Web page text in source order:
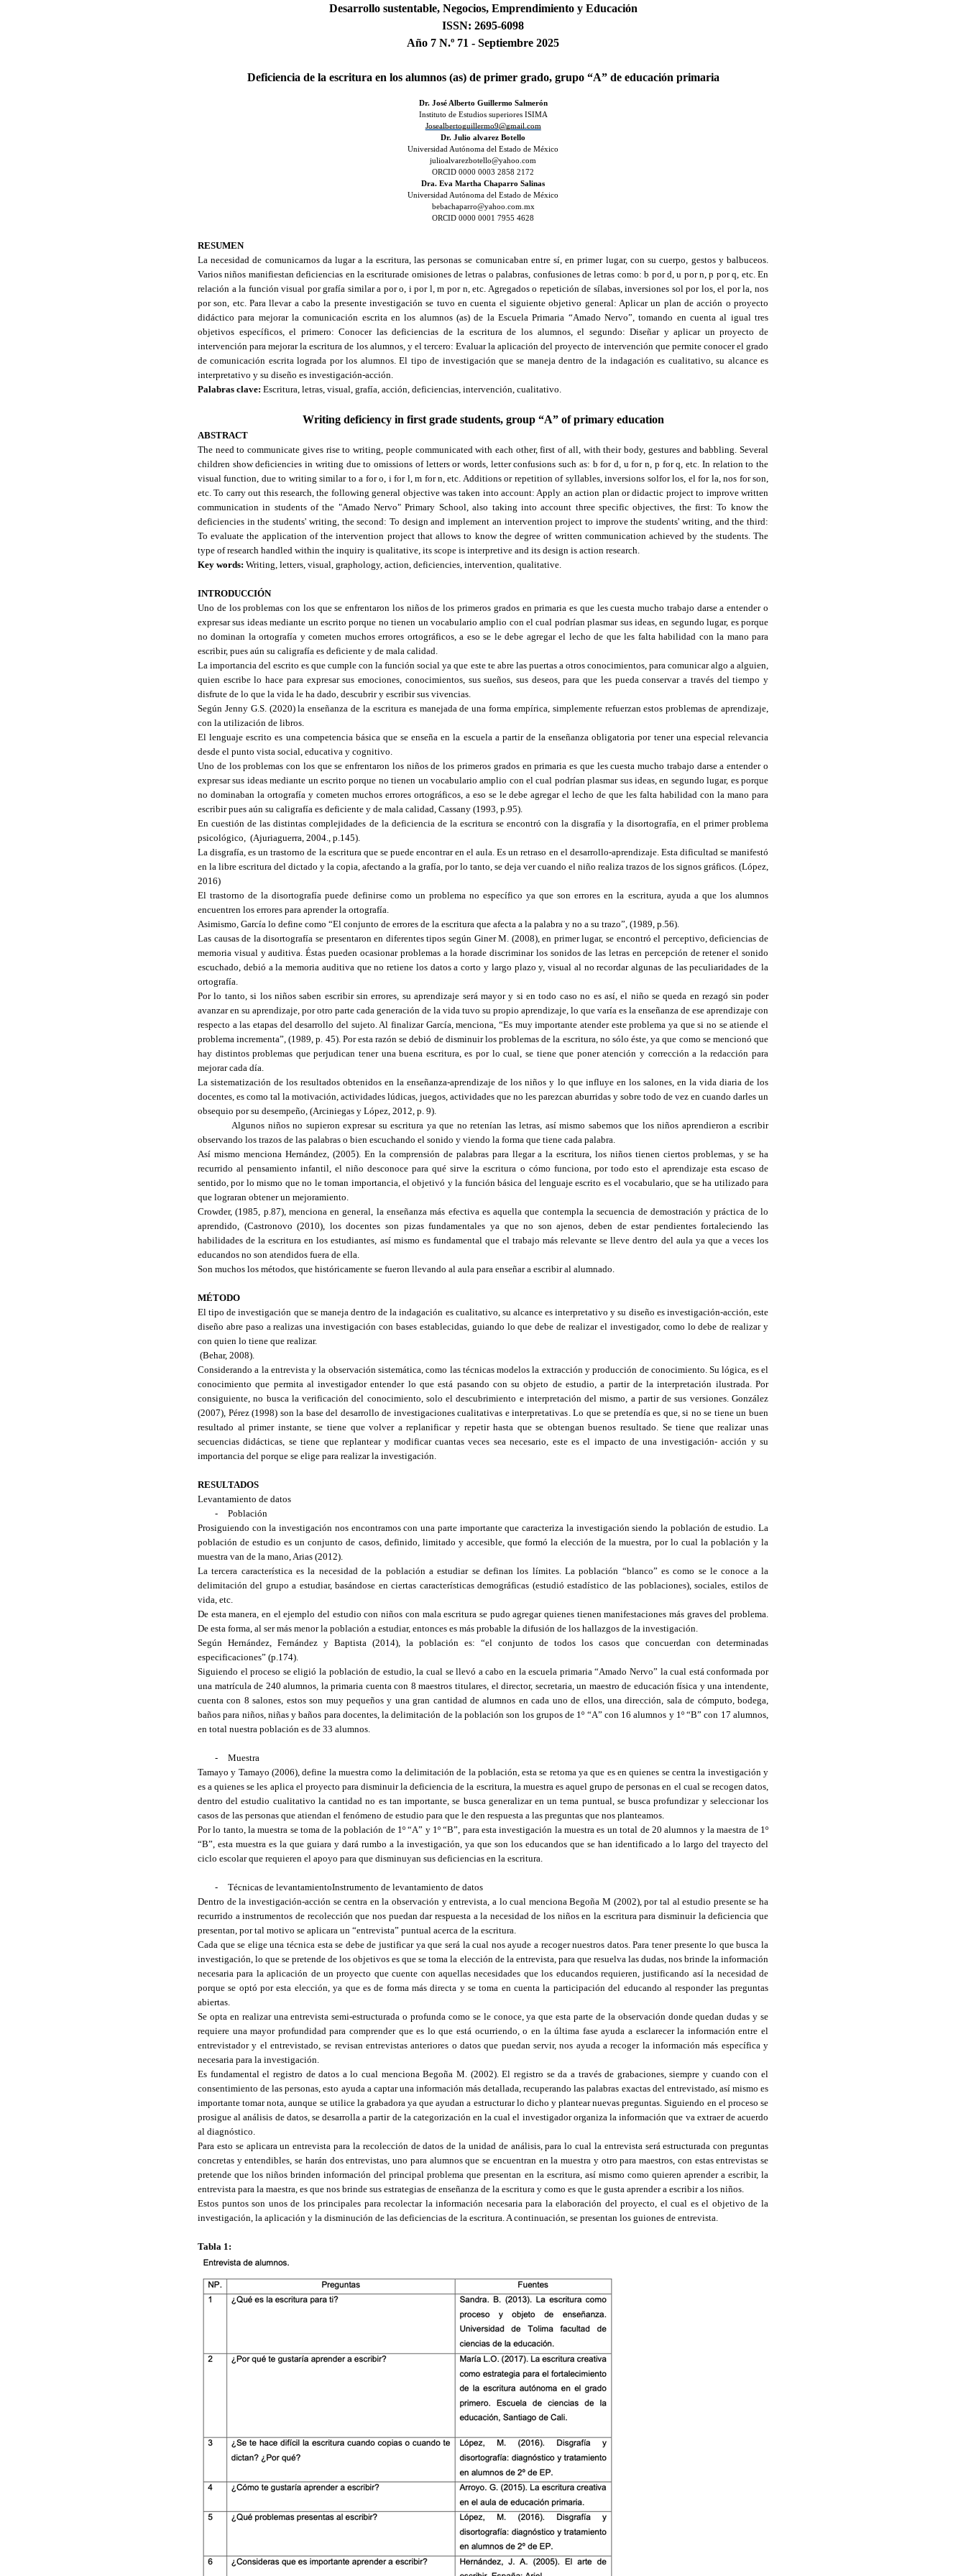
Desarrollo sustentable, Negocios, Emprendimiento y Educación
ISSN: 2695-6098
Año 7 N.º 71 - Septiembre 2025
Deficiencia de la escritura en los alumnos (as) de primer grado, grupo “A” de educación primaria
Dr. José Alberto Guillermo Salmerón
Instituto de Estudios superiores ISIMA
Josealbertoguillermo9@gmail.com
Dr. Julio alvarez Botello
Universidad Autónoma del Estado de México
julioalvarezbotello@yahoo.com
ORCID 0000 0003 2858 2172
Dra. Eva Martha Chaparro Salinas
Universidad Autónoma del Estado de México
bebachaparro@yahoo.com.mx
ORCID 0000 0001 7955 4628
RESUMEN
La necesidad de comunicarnos da lugar a la escritura, las personas se comunicaban entre sí, en primer lugar, con su cuerpo, gestos y balbuceos.
Varios niños manifiestan deficiencias en la escriturade omisiones de letras o palabras, confusiones de letras como: b por d, u por n, p por q, etc. En
relación a la función visual por grafía similar a por o, i por l, m por n, etc. Agregados o repetición de sílabas, inversiones sol por los, el por la, nos
por son, etc. Para llevar a cabo la presente investigación se tuvo en cuenta el siguiente objetivo general: Aplicar un plan de acción o proyecto
didáctico para mejorar la comunicación escrita en los alumnos (as) de la Escuela Primaria “Amado Nervo”, tomando en cuenta al igual tres
objetivos específicos, el primero: Conocer las deficiencias de la escritura de los alumnos, el segundo: Diseñar y aplicar un proyecto de
intervención para mejorar la escritura de los alumnos, y el tercero: Evaluar la aplicación del proyecto de intervención que permite conocer el grado
de comunicación escrita lograda por los alumnos. El tipo de investigación que se maneja dentro de la indagación es cualitativo, su alcance es
interpretativo y su diseño es investigación-acción.
Palabras clave: Escritura, letras, visual, grafía, acción, deficiencias, intervención, cualitativo.
Writing deficiency in first grade students, group “A” of primary education
ABSTRACT
The need to communicate gives rise to writing, people communicated with each other, first of all, with their body, gestures and babbling. Several
children show deficiencies in writing due to omissions of letters or words, letter confusions such as: b for d, u for n, p for q, etc. In relation to the
visual function, due to writing similar to a for o, i for l, m for n, etc. Additions or repetition of syllables, inversions solfor los, el for la, nos for son,
etc. To carry out this research, the following general objective was taken into account: Apply an action plan or didactic project to improve written
communication in students of the "Amado Nervo" Primary School, also taking into account three specific objectives, the first: To know the
deficiencies in the students' writing, the second: To design and implement an intervention project to improve the students' writing, and the third:
To evaluate the application of the intervention project that allows to know the degree of written communication achieved by the students. The
type of research handled within the inquiry is qualitative, its scope is interpretive and its design is action research.
Key words: Writing, letters, visual, graphology, action, deficiencies, intervention, qualitative.
INTRODUCCIÓN
Uno de los problemas con los que se enfrentaron los niños de los primeros grados en primaria es que les cuesta mucho trabajo darse a entender o
expresar sus ideas mediante un escrito porque no tienen un vocabulario amplio con el cual podrían plasmar sus ideas, en segundo lugar, es porque
no dominan la ortografía y cometen muchos errores ortográficos, a eso se le debe agregar el lecho de que les falta habilidad con la mano para
escribir, pues aún su caligrafía es deficiente y de mala calidad.
La importancia del escrito es que cumple con la función social ya que este te abre las puertas a otros conocimientos, para comunicar algo a alguien,
quien escribe lo hace para expresar sus emociones, conocimientos, sus sueños, sus deseos, para que les pueda conservar a través del tiempo y
disfrute de lo que la vida le ha dado, descubrir y escribir sus vivencias.
Según Jenny G.S. (2020) la enseñanza de la escritura es manejada de una forma empírica, simplemente refuerzan estos problemas de aprendizaje,
con la utilización de libros.
El lenguaje escrito es una competencia básica que se enseña en la escuela a partir de la enseñanza obligatoria por tener una especial relevancia
desde el punto vista social, educativa y cognitivo.
Uno de los problemas con los que se enfrentaron los niños de los primeros grados en primaria es que les cuesta mucho trabajo darse a entender o
expresar sus ideas mediante un escrito porque no tienen un vocabulario amplio con el cual podrían plasmar sus ideas, en segundo lugar, es porque
no dominaban la ortografía y cometen muchos errores ortográficos, a eso se le debe agregar el lecho de que les falta habilidad con la mano para
escribir pues aún su caligrafía es deficiente y de mala calidad, Cassany (1993, p.95).
En cuestión de las distintas complejidades de la deficiencia de la escritura se encontró con la disgrafía y la disortografía, en el primer problema
psicológico, (Ajuriaguerra, 2004., p.145).
La disgrafía, es un trastorno de la escritura que se puede encontrar en el aula. Es un retraso en el desarrollo-aprendizaje. Esta dificultad se manifestó
en la libre escritura del dictado y la copia, afectando a la grafía, por lo tanto, se deja ver cuando el niño realiza trazos de los signos gráficos. (López,
2016)
El trastorno de la disortografía puede definirse como un problema no específico ya que son errores en la escritura, ayuda a que los alumnos
encuentren los errores para aprender la ortografía.
Asimismo, García lo define como “El conjunto de errores de la escritura que afecta a la palabra y no a su trazo”, (1989, p.56).
Las causas de la disortografía se presentaron en diferentes tipos según Giner M. (2008), en primer lugar, se encontró el perceptivo, deficiencias de
memoria visual y auditiva. Éstas pueden ocasionar problemas a la horade discriminar los sonidos de las letras en percepción de retener el sonido
escuchado, debió a la memoria auditiva que no retiene los datos a corto y largo plazo y, visual al no recordar algunas de las peculiaridades de la
ortografía.
Por lo tanto, si los niños saben escribir sin errores, su aprendizaje será mayor y si en todo caso no es así, el niño se queda en rezagó sin poder
avanzar en su aprendizaje, por otro parte cada generación de la vida tuvo su propio aprendizaje, lo que varía es la enseñanza de ese aprendizaje con
respecto a las etapas del desarrollo del sujeto. Al finalizar García, menciona, “Es muy importante atender este problema ya que si no se atiende el
problema incrementa”, (1989, p. 45). Por esta razón se debió de disminuir los problemas de la escritura, no sólo éste, ya que como se mencionó que
hay distintos problemas que perjudican tener una buena escritura, es por lo cual, se tiene que poner atención y corrección a la redacción para
mejorar cada día.
La sistematización de los resultados obtenidos en la enseñanza-aprendizaje de los niños y lo que influye en los salones, en la vida diaria de los
docentes, es como tal la motivación, actividades lúdicas, juegos, actividades que no les parezcan aburridas y sobre todo de vez en cuando darles un
obsequio por su desempeño, (Arciniegas y López, 2012, p. 9).
Algunos niños no supieron expresar su escritura ya que no retenían las letras, así mismo sabemos que los niños aprendieron a escribir
observando los trazos de las palabras o bien escuchando el sonido y viendo la forma que tiene cada palabra.
Así mismo menciona Hernández, (2005). En la comprensión de palabras para llegar a la escritura, los niños tienen ciertos problemas, y se ha
recurrido al pensamiento infantil, el niño desconoce para qué sirve la escritura o cómo funciona, por todo esto el aprendizaje esta escaso de
sentido, por lo mismo que no le toman importancia, el objetivó y la función básica del lenguaje escrito es el vocabulario, que se ha utilizado para
que lograran obtener un mejoramiento.
Crowder, (1985, p.87), menciona en general, la enseñanza más efectiva es aquella que contempla la secuencia de demostración y práctica de lo
aprendido, (Castronovo (2010), los docentes son pizas fundamentales ya que no son ajenos, deben de estar pendientes fortaleciendo las
habilidades de la escritura en los estudiantes, así mismo es fundamental que el trabajo más relevante se lleve dentro del aula ya que a veces los
educandos no son atendidos fuera de ella.
Son muchos los métodos, que históricamente se fueron llevando al aula para enseñar a escribir al alumnado.
MÉTODO
El tipo de investigación que se maneja dentro de la indagación es cualitativo, su alcance es interpretativo y su diseño es investigación-acción, este
diseño abre paso a realizas una investigación con bases establecidas, guiando lo que debe de realizar el investigador, como lo debe de realizar y
con quien lo tiene que realizar.
(Behar, 2008).
Considerando a la entrevista y la observación sistemática, como las técnicas modelos la extracción y producción de conocimiento. Su lógica, es el
conocimiento que permita al investigador entender lo que está pasando con su objeto de estudio, a partir de la interpretación ilustrada. Por
consiguiente, no busca la verificación del conocimiento, solo el descubrimiento e interpretación del mismo, a partir de sus versiones. González
(2007), Pérez (1998) son la base del desarrollo de investigaciones cualitativas e interpretativas. Lo que se pretendía es que, si no se tiene un buen
resultado al primer instante, se tiene que volver a replanificar y repetir hasta que se obtengan buenos resultado. Se tiene que realizar unas
secuencias didácticas, se tiene que replantear y modificar cuantas veces sea necesario, este es el impacto de una investigación- acción y su
importancia del porque se elige para realizar la investigación.
RESULTADOS
Levantamiento de datos
-
Población
Prosiguiendo con la investigación nos encontramos con una parte importante que caracteriza la investigación siendo la población de estudio. La
población de estudio es un conjunto de casos, definido, limitado y accesible, que formó la elección de la muestra, por lo cual la población y la
muestra van de la mano, Arias (2012).
La tercera característica es la necesidad de la población a estudiar se definan los límites. La población “blanco” es como se le conoce a la
delimitación del grupo a estudiar, basándose en ciertas características demográficas (estudió estadístico de las poblaciones), sociales, estilos de
vida, etc.
De esta manera, en el ejemplo del estudio con niños con mala escritura se pudo agregar quienes tienen manifestaciones más graves del problema.
De esta forma, al ser más menor la población a estudiar, entonces es más probable la difusión de los hallazgos de la investigación.
Según Hernández, Fernández y Baptista (2014), la población es: “el conjunto de todos los casos que concuerdan con determinadas
especificaciones” (p.174).
Siguiendo el proceso se eligió la población de estudio, la cual se llevó a cabo en la escuela primaria “Amado Nervo” la cual está conformada por
una matrícula de 240 alumnos, la primaria cuenta con 8 maestros titulares, el director, secretaria, un maestro de educación física y una intendente,
cuenta con 8 salones, estos son muy pequeños y una gran cantidad de alumnos en cada uno de ellos, una dirección, sala de cómputo, bodega,
baños para niños, niñas y baños para docentes, la delimitación de la población son los grupos de 1º “A” con 16 alumnos y 1º “B” con 17 alumnos,
en total nuestra población es de 33 alumnos.
-
Muestra
Tamayo y Tamayo (2006), define la muestra como la delimitación de la población, esta se retoma ya que es en quienes se centra la investigación y
es a quienes se les aplica el proyecto para disminuir la deficiencia de la escritura, la muestra es aquel grupo de personas en el cual se recogen datos,
dentro del estudio cualitativo la cantidad no es tan importante, se busca generalizar en un tema puntual, se busca profundizar y seleccionar los
casos de las personas que atiendan el fenómeno de estudio para que le den respuesta a las preguntas que nos planteamos.
Por lo tanto, la muestra se toma de la población de 1º “A” y 1º “B”, para esta investigación la muestra es un total de 20 alumnos y la maestra de 1º
“B”, esta muestra es la que guiara y dará rumbo a la investigación, ya que son los educandos que se han identificado a lo largo del trayecto del
ciclo escolar que requieren el apoyo para que disminuyan sus deficiencias en la escritura.
-
Técnicas de levantamientoInstrumento de levantamiento de datos
Dentro de la investigación-acción se centra en la observación y entrevista, a lo cual menciona Begoña M (2002), por tal al estudio presente se ha
recurrido a instrumentos de recolección que nos puedan dar respuesta a la necesidad de los niños en la escritura para disminuir la deficiencia que
presentan, por tal motivo se aplicara un “entrevista” puntual acerca de la escritura.
Cada que se elige una técnica esta se debe de justificar ya que será la cual nos ayude a recoger nuestros datos. Para tener presente lo que busca la
investigación, lo que se pretende de los objetivos es que se toma la elección de la entrevista, para que resuelva las dudas, nos brinde la información
necesaria para la aplicación de un proyecto que cuente con aquellas necesidades que los educandos requieren, justificando así la necesidad de
porque se optó por esta elección, ya que es de forma más directa y se toma en cuenta la participación del educando al responder las preguntas
abiertas.
Se opta en realizar una entrevista semi-estructurada o profunda como se le conoce, ya que esta parte de la observación donde quedan dudas y se
requiere una mayor profundidad para comprender que es lo que está ocurriendo, o en la última fase ayuda a esclarecer la información entre el
entrevistador y el entrevistado, se revisan entrevistas anteriores o datos que puedan servir, nos ayuda a recoger la información más específica y
necesaria para la investigación.
Es fundamental el registro de datos a lo cual menciona Begoña M. (2002). El registro se da a través de grabaciones, siempre y cuando con el
consentimiento de las personas, esto ayuda a captar una información más detallada, recuperando las palabras exactas del entrevistado, así mismo es
importante tomar nota, aunque se utilice la grabadora ya que ayudan a estructurar lo dicho y plantear nuevas preguntas. Siguiendo en el proceso se
prosigue al análisis de datos, se desarrolla a partir de la categorización en la cual el investigador organiza la información que va extraer de acuerdo
al diagnóstico.
Para esto se aplicara un entrevista para la recolección de datos de la unidad de análisis, para lo cual la entrevista será estructurada con preguntas
concretas y entendibles, se harán dos entrevistas, uno para alumnos que se encuentran en la muestra y otro para maestros, con estas entrevistas se
pretende que los niños brinden información del principal problema que presentan en la escritura, así mismo como quieren aprender a escribir, la
entrevista para la maestra, es que nos brinde sus estrategias de enseñanza de la escritura y como es que le gusta aprender a escribir a los niños.
Estos puntos son unos de los principales para recolectar la información necesaria para la elaboración del proyecto, el cual es el objetivo de la
investigación, la aplicación y la disminución de las deficiencias de la escritura. A continuación, se presentan los guiones de entrevista.
Tabla 1: